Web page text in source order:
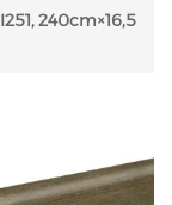
16,5×16,5mm Eiche dunkelgr.FOEI251, 240cm –